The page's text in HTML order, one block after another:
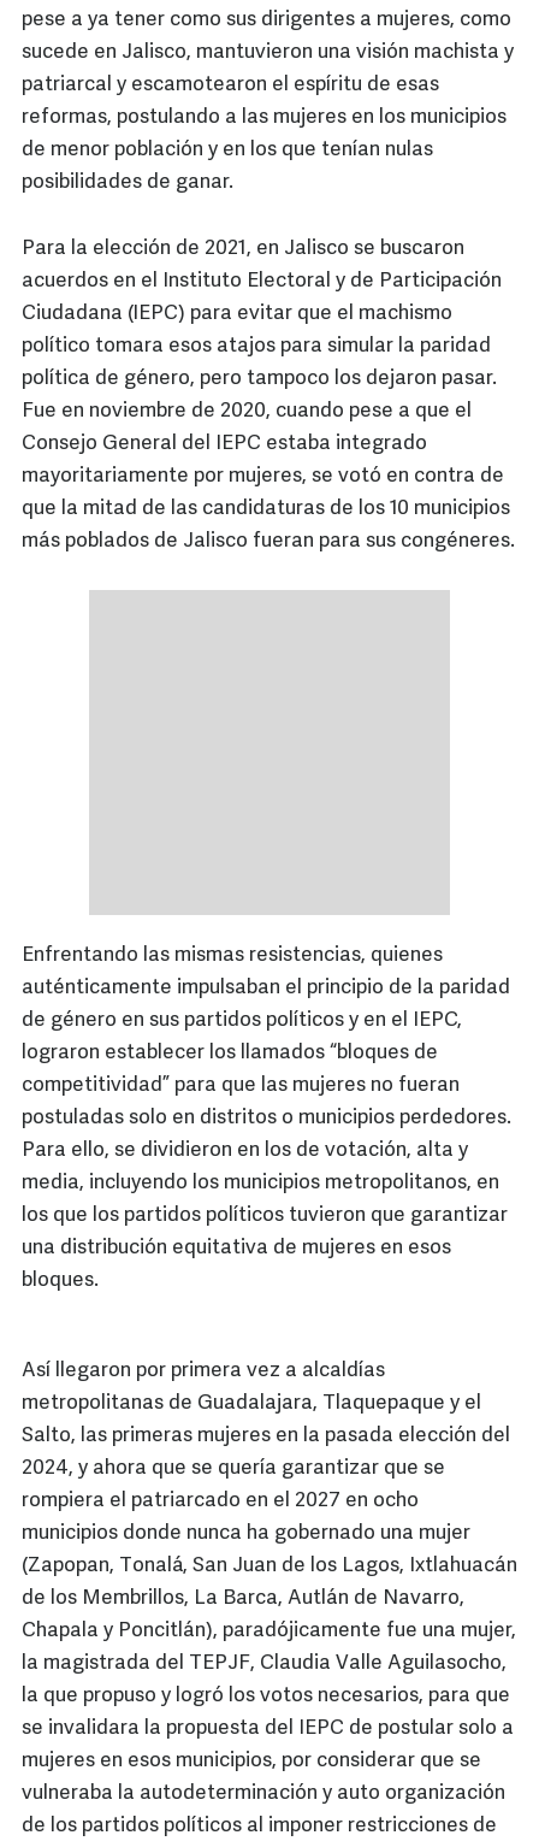
pese a ya tener como sus dirigentes a mujeres, como
sucede en Jalisco, mantuvieron una visión machista y
patriarcal y escamotearon el espíritu de esas
reformas, postulando a las mujeres en los municipios
de menor población y en los que tenían nulas
posibilidades de ganar.
Para la elección de 2021, en Jalisco se buscaron
acuerdos en el Instituto Electoral y de Participación
Ciudadana (IEPC) para evitar que el machismo
político tomara esos atajos para simular la paridad
política de género, pero tampoco los dejaron pasar.
Fue en noviembre de 2020, cuando pese a que el
Consejo General del IEPC estaba integrado
mayoritariamente por mujeres, se votó en contra de
que la mitad de las candidaturas de los 10 municipios
más poblados de Jalisco fueran para sus congéneres.
Enfrentando las mismas resistencias, quienes
auténticamente impulsaban el principio de la paridad
de género en sus partidos políticos y en el IEPC,
lograron establecer los llamados “bloques de
competitividad” para que las mujeres no fueran
postuladas solo en distritos o municipios perdedores.
Para ello, se dividieron en los de votación, alta y
media, incluyendo los municipios metropolitanos, en
los que los partidos políticos tuvieron que garantizar
una distribución equitativa de mujeres en esos
bloques.
Así llegaron por primera vez a alcaldías
metropolitanas de Guadalajara, Tlaquepaque y el
Salto, las primeras mujeres en la pasada elección del
2024, y ahora que se quería garantizar que se
rompiera el patriarcado en el 2027 en ocho
municipios donde nunca ha gobernado una mujer
(Zapopan, Tonalá, San Juan de los Lagos, Ixtlahuacán
de los Membrillos, La Barca, Autlán de Navarro,
Chapala y Poncitlán), paradójicamente fue una mujer,
la magistrada del TEPJF, Claudia Valle Aguilasocho,
la que propuso y logró los votos necesarios, para que
se invalidara la propuesta del IEPC de postular solo a
mujeres en esos municipios, por considerar que se
vulneraba la autodeterminación y auto organización
de los partidos políticos al imponer restricciones de